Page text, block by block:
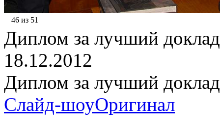
46 из 51
Диплом за лучший доклад
18.12.2012
Диплом за лучший доклад
Слайд-шоуОригинал